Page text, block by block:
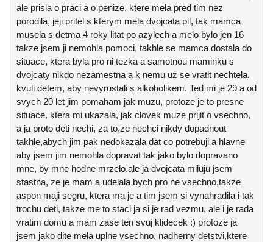
ale prisla o praci a o penize, ktere mela pred tim nez
porodila, jeji pritel s kterym mela dvojcata pil, tak mamca
musela s detma 4 roky litat po azylech a melo bylo jen 16
takze jsem ji nemohla pomoci, takhle se mamca dostala do
situace, ktera byla pro ni tezka a samotnou maminku s
dvojcaty nikdo nezamestna a k nemu uz se vratit nechtela,
kvuli detem, aby nevyrustali s alkoholikem. Ted mi je 29 a od
svych 20 let jim pomaham jak muzu, protoze je to presne
situace, ktera mi ukazala, jak clovek muze prijit o vsechno,
a ja proto deti nechi, za to,ze nechci nikdy dopadnout
takhle,abych jim pak nedokazala dat co potrebuji a hlavne
aby jsem jim nemohla dopravat tak jako bylo dopravano
mne, by mne hodne mrzelo,ale ja dvojcata miluju jsem
stastna, ze je mam a udelala bych pro ne vsechno,takze
aspon maji segru, ktera ma je a tim jsem si vynahradila i tak
trochu deti, takze me to staci ja si je rad vezmu, ale i je rada
vratim domu a mam zase ten svuj klidecek :) protoze ja
jsem jako dite mela uplne vsechno, nadherny detstvi,ktere